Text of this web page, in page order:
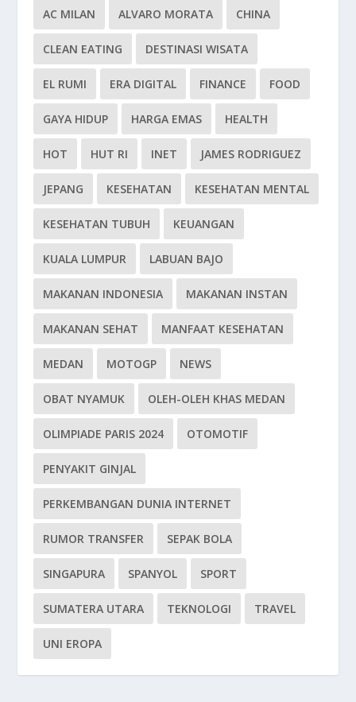
AC MILAN ALVARO MORATA CHINA
CLEAN EATING DESTINASI WISATA
EL RUMI ERA DIGITAL FINANCE FOOD
GAYA HIDUP HARGA EMAS HEALTH
HOT HUT RI INET JAMES RODRIGUEZ
JEPANG KESEHATAN KESEHATAN MENTAL
KESEHATAN TUBUH KEUANGAN
KUALA LUMPUR LABUAN BAJO
MAKANAN INDONESIA MAKANAN INSTAN
MAKANAN SEHAT MANFAAT KESEHATAN
MEDAN MOTOGP NEWS
OBAT NYAMUK OLEH-OLEH KHAS MEDAN
OLIMPIADE PARIS 2024 OTOMOTIF
PENYAKIT GINJAL
PERKEMBANGAN DUNIA INTERNET
RUMOR TRANSFER SEPAK BOLA
SINGAPURA SPANYOL SPORT
SUMATERA UTARA TEKNOLOGI TRAVEL
UNI EROPA